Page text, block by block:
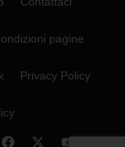
pagine
Privacy Policy